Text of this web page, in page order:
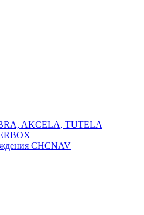
AKCELA, TUTELA
CHCNAV